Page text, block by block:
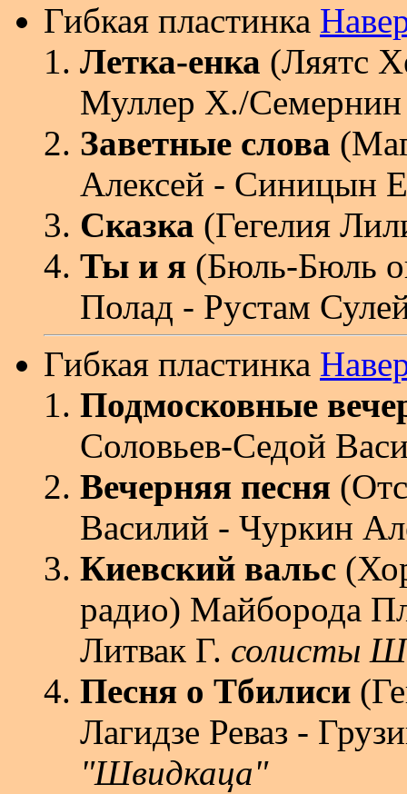
Гибкая пластинка
Летка-енка (Ляятс
Муллер Х./
Заветные слова
Алексей - Синицын
Сказка (Гегелия
Ты и я (Бюль-Бюль
Полад - Рустам
Гибкая пластинка
Подмосковные
Соловьев-Седой
Вечерняя песня
Василий - Чуркин
Киевский вальс
радио) Майборода
Литвак Г. солисты
Песня о Тбилиси
Лагидзе Реваз -
"Швидкаца"